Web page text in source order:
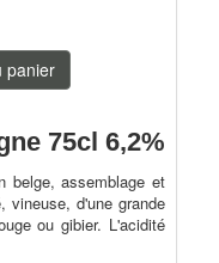
panier
75cl 6,2%
belge, assemblage et
vineuse, d'une grande
ou gibier. L'acidité